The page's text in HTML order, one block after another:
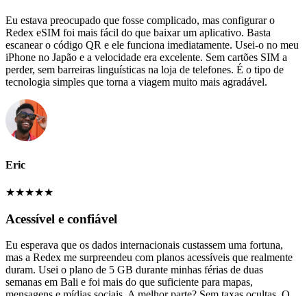
Eu estava preocupado que fosse complicado, mas configurar o
Redex eSIM foi mais fácil do que baixar um aplicativo. Basta
escanear o código QR e ele funciona imediatamente. Usei-o no meu
iPhone no Japão e a velocidade era excelente. Sem cartões SIM a
perder, sem barreiras linguísticas na loja de telefones. É o tipo de
tecnologia simples que torna a viagem muito mais agradável.
Eric
★★★★★
Acessível e confiável
Eu esperava que os dados internacionais custassem uma fortuna,
mas a Redex me surpreendeu com planos acessíveis que realmente
duram. Usei o plano de 5 GB durante minhas férias de duas
semanas em Bali e foi mais do que suficiente para mapas,